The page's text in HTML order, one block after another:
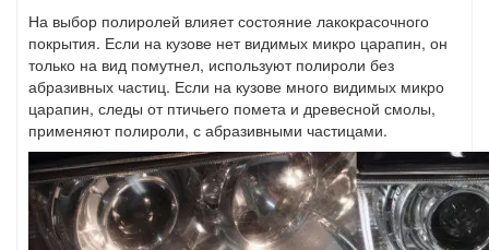
На выбор полиролей влияет состояние лакокрасочного
покрытия. Если на кузове нет видимых микро царапин, он
только на вид помутнел, используют полироли без
абразивных частиц. Если на кузове много видимых микро
царапин, следы от птичьего помета и древесной смолы,
применяют полироли, с абразивными частицами.